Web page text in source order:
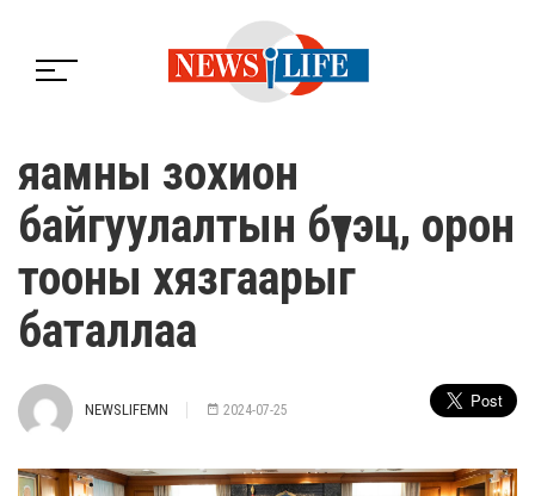
яамны зохион
байгуулалтын бүтэц, орон
тооны хязгаарыг
баталлаа
NEWSLIFEMN 2024-07-25